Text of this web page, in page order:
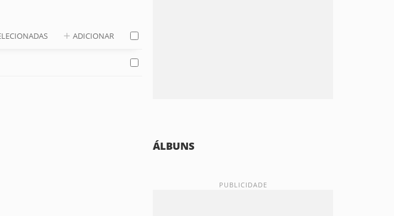
ADICIONAR
ÁLBUNS